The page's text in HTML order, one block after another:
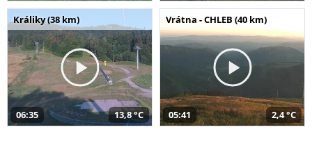
Králiky (38 km)
06:35 13,8 °C
Vrátna - CHLEB (40 km)
05:41 2,4 °C